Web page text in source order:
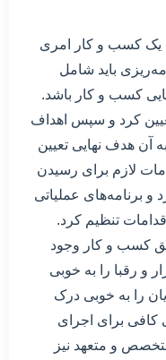
یک کسب و کار امری
باید شامل
کسب و کار باشد.
کرد و سپس اهداف
آن هدف نهایی تعیین
لازم برای رسیدن
برنامه‌های عملیاتی
تنظیم کرد.
کسب و کار وجود
و رقبا را به خوبی
را به خوبی درک
کافی برای اجرای
و متعهد نیز